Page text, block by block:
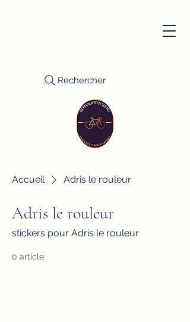
Rechercher
Accueil Adris le rouleur
Adris le rouleur
stickers pour Adris le rouleur
0 article